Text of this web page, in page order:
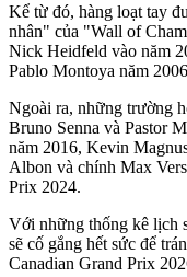
Kể từ đó, hàng loạt tay
nhân" của "Wall of
Nick Heidfeld vào năm
Pablo Montoya năm
Ngoài ra, những trường
Bruno Senna và Pastor
năm 2016, Kevin
Albon và chính Max
Prix 2024.
Với những thống kê lịch
sẽ cố gắng hết sức để
Canadian Grand Prix